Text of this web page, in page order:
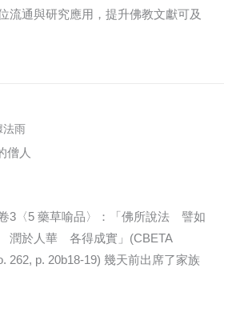
流通與研究應用，提升佛教文獻可及
法雨
僧人
卷3〈5 藥草喻品〉：「佛所說法 譬如
於人華 各得成實」(CBETA
262, p. 20b18-19) 幾天前出席了家族